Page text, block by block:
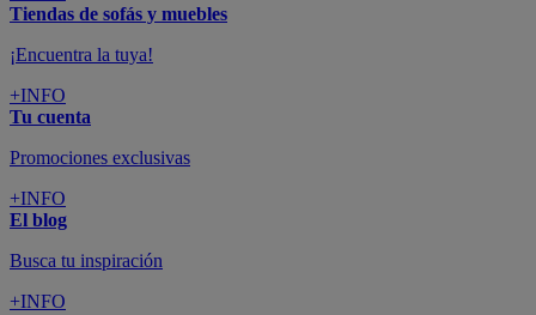
Tiendas de sofás y muebles
¡Encuentra la tuya!
+INFO
Tu cuenta
Promociones exclusivas
+INFO
El blog
Busca tu inspiración
+INFO